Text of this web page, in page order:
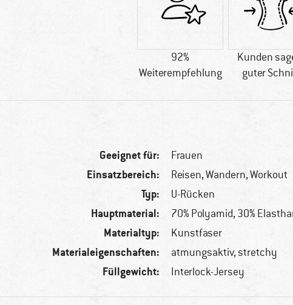
92%
Weiterempfehlung
Kunden
guter
Geeignet für: Frauen
Einsatzbereich: Reisen, Wandern, Workout
Typ: U-Rücken
Hauptmaterial: 70% Polyamid, 30%
Materialtyp: Kunstfaser
Materialeigenschaften: atmungsaktiv, stretchy
Füllgewicht: Interlock-Jersey